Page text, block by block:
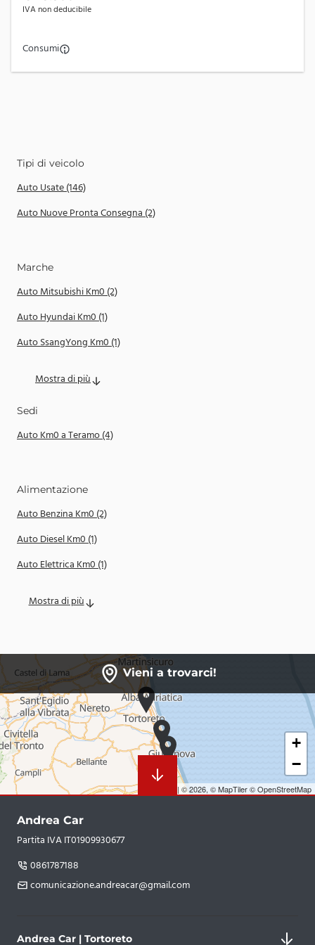
IVA non deducibile
Consumi
Tipi di veicolo
Auto Usate (146)
Auto Nuove Pronta Consegna (2)
Marche
Auto Mitsubishi Km0 (2)
Auto Hyundai Km0 (1)
Auto SsangYong Km0 (1)
Mostra di più
Sedi
Auto Km0 a Teramo (4)
Alimentazione
Auto Benzina Km0 (2)
Auto Diesel Km0 (1)
Auto Elettrica Km0 (1)
Mostra di più
Vieni a trovarci!
+
−
| © 2026, © MapTiler© OpenStreetMap
Andrea Car
Partita IVA IT01909930677
0861787188
comunicazione.andreacar@gmail.com
Andrea Car | Tortoreto